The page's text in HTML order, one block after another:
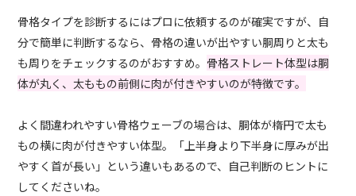
骨格タイプを診断するにはプロに依頼するのが確実ですが、自
分で簡単に判断するなら、骨格の違いが出やすい胴周りと太も
も周りをチェックするのがおすすめ。 骨格ストレート体型は胴
体が丸く、太ももの前側に肉が付きやすいのが特徴です。
よく間違われやすい骨格ウェーブの場合は、胴体が楕円で太も
もの横に肉が付きやすい体型。「上半身より下半身に厚みが出
やすく首が長い」という違いもあるので、自己判断のヒントに
してくださいね。